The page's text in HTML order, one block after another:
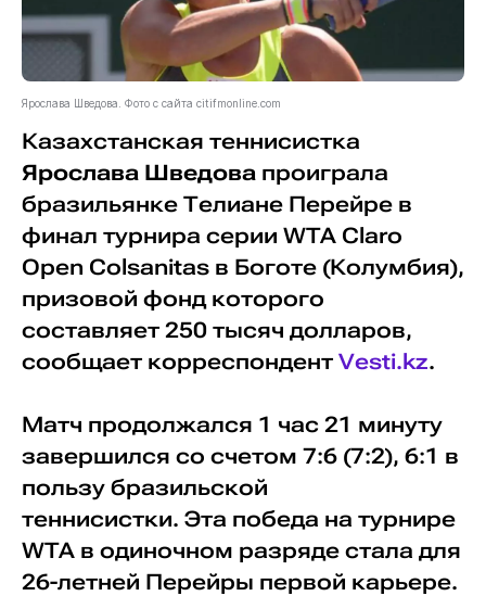
Ярослава Шведова. Фото с сайта citifmonline.com
Казахстанская теннисистка
Ярослава Шведовапроиграла
бразильянке Телиане Перейре в
финал турнира серии WTA Claro
Open Colsanitas в Боготе (Колумбия),
призовой фонд которого
составляет 250 тысяч долларов,
сообщает корреспондент Vesti.kz.
Матч продолжался 1 час 21 минуту
завершился со счетом 7:6 (7:2), 6:1 в
пользу бразильской
теннисистки. Эта победа на турнире
WTA в одиночном разряде стала для
26-летней Перейры первой карьере.